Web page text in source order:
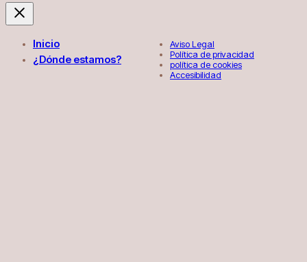
Inicio
¿Dónde estamos?
Aviso Legal
Política de privacidad
política de cookies
Accesibilidad